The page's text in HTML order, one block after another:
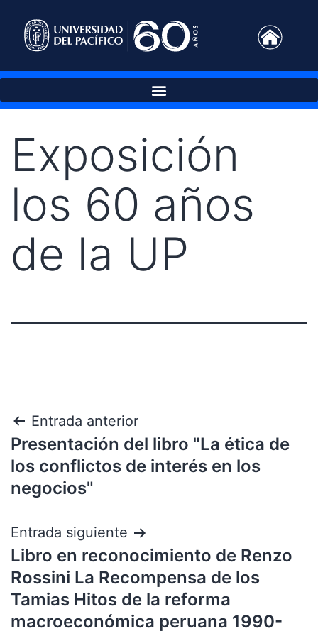
Exposición
los 60 años
de la UP
Entrada anterior
Presentación del libro "La ética de
los conflictos de interés en los
negocios"
Entrada siguiente
Libro en reconocimiento de Renzo
Rossini La Recompensa de los
Tamias Hitos de la reforma
macroeconómica peruana 1990-